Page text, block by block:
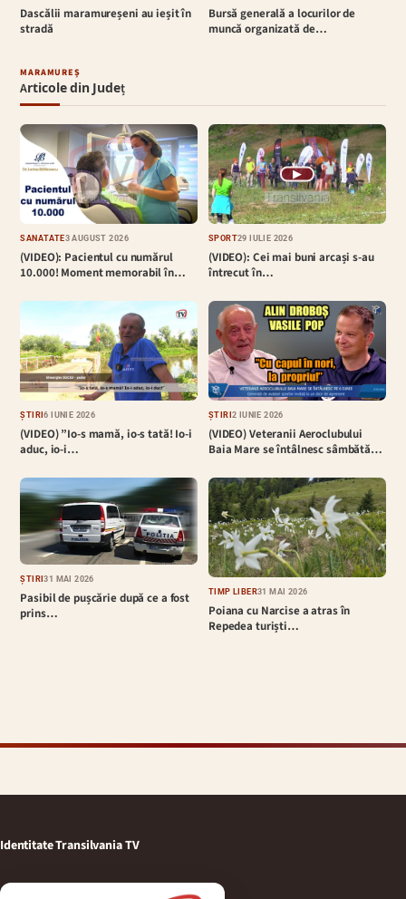
Dascălii maramureșeni au ieșit în
stradă
Bursă generală a locurilor de
muncă organizată de…
MARAMUREȘ
Articole din Județ
SĂNĂTATE3 AUGUST 2026
(VIDEO): Pacientul cu numărul
10.000! Moment memorabil în…
▶
SPORT29 IULIE 2026
(VIDEO): Cei mai buni arcași s-au
întrecut în…
ȘTIRI6 IUNIE 2026
(VIDEO) ”Io-s mamă, io-s tată! Io-i
aduc, io-i…
ȘTIRI2 IUNIE 2026
(VIDEO) Veteranii Aeroclubului
Baia Mare se întâlnesc sâmbătă…
ȘTIRI31 MAI 2026
Pasibil de pușcărie după ce a fost
prins…
TIMP LIBER31 MAI 2026
Poiana cu Narcise a atras în
Repedea turiști…
Identitate Transilvania TV